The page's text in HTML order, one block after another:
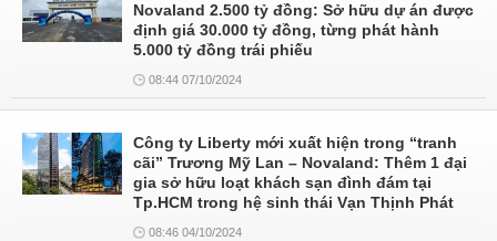
Novaland 2.500 tỷ đồng: Sở hữu dự án được
định giá 30.000 tỷ đồng, từng phát hành
5.000 tỷ đồng trái phiếu
08:44 07/10/2024
Công ty Liberty mới xuất hiện trong “tranh
cãi” Trương Mỹ Lan – Novaland: Thêm 1 đại
gia sở hữu loạt khách sạn đình đám tại
Tp.HCM trong hệ sinh thái Vạn Thịnh Phát
08:46 04/10/2024